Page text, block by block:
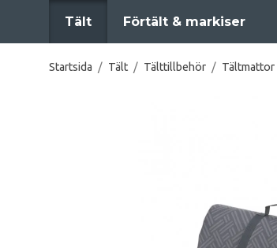
Tält Förtält & markiser
Startsida / Tält / Tälttillbehör / Tältmattor